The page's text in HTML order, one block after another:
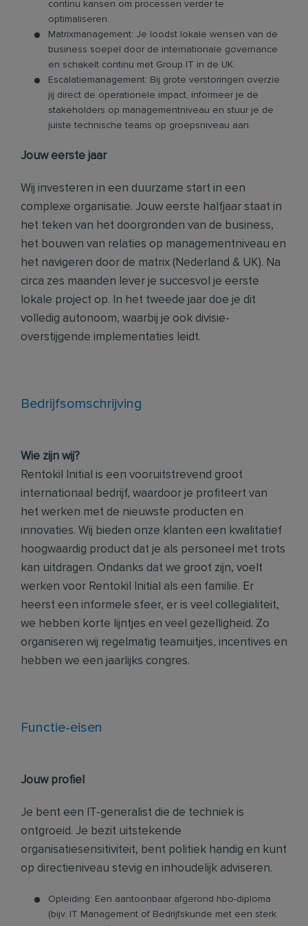
continu kansen om processen verder te
optimaliseren.
Matrixmanagement: Je loodst lokale wensen van de
business soepel door de internationale governance
en schakelt continu met Group IT in de UK.
Escalatiemanagement: Bij grote verstoringen overzie
jij direct de operationele impact, informeer je de
stakeholders op managementniveau en stuur je de
juiste technische teams op groepsniveau aan.
Jouw eerste jaar
Wij investeren in een duurzame start in een
complexe organisatie. Jouw eerste halfjaar staat in
het teken van het doorgronden van de business,
het bouwen van relaties op managementniveau en
het navigeren door de matrix (Nederland & UK). Na
circa zes maanden lever je succesvol je eerste
lokale project op. In het tweede jaar doe je dit
volledig autonoom, waarbij je ook divisie-
overstijgende implementaties leidt.
Bedrijfsomschrijving
Wie zijn wij?
Rentokil Initial is een vooruitstrevend groot
internationaal bedrijf, waardoor je profiteert van
het werken met de nieuwste producten en
innovaties. Wij bieden onze klanten een kwalitatief
hoogwaardig product dat je als personeel met trots
kan uitdragen. Ondanks dat we groot zijn, voelt
werken voor Rentokil Initial als een familie. Er
heerst een informele sfeer, er is veel collegialiteit,
we hebben korte lijntjes en veel gezelligheid. Zo
organiseren wij regelmatig teamuitjes, incentives en
hebben we een jaarlijks congres.
Functie-eisen
Jouw profiel
Je bent een IT-generalist die de techniek is
ontgroeid. Je bezit uitstekende
organisatiesensitiviteit, bent politiek handig en kunt
op directieniveau stevig en inhoudelijk adviseren.
Opleiding: Een aantoonbaar afgerond hbo-diploma
(bijv. IT Management of Bedrijfskunde met een sterk